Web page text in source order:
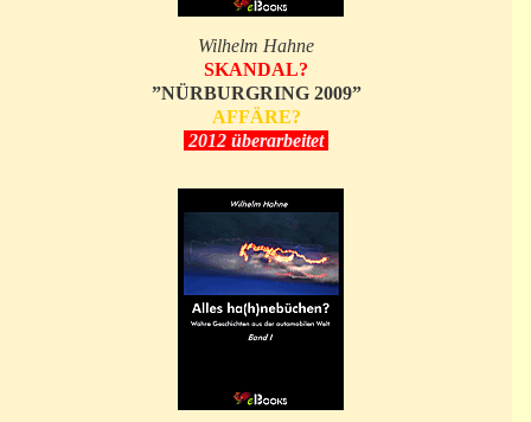
Wilhelm Hahne
SKANDAL?
”NÜRBURGRING 2009”
AFFÄRE?
2012 überarbeitet